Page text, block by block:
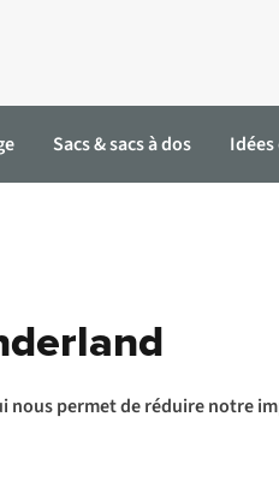
Sacs & sacs à dos
permet de réduire notre